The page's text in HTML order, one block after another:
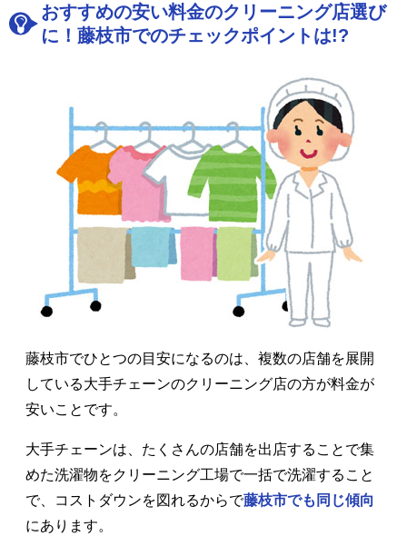
おすすめの安い料金のクリーニング店選び
に！藤枝市でのチェックポイントは!?
藤枝市でひとつの目安になるのは、複数の店舗を展開
している大手チェーンのクリーニング店の方が料金が
安いことです。
大手チェーンは、たくさんの店舗を出店することで集
めた洗濯物をクリーニング工場で一括で洗濯すること
で、コストダウンを図れるからで藤枝市でも同じ傾向
にあります。